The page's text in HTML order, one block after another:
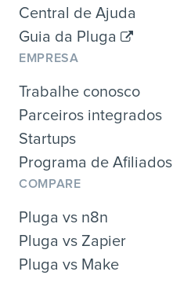
Central de Ajuda
Guia da Pluga
EMPRESA
Trabalhe conosco
Parceiros integrados
Startups
Programa de Afiliados
COMPARE
Pluga vs n8n
Pluga vs Zapier
Pluga vs Make